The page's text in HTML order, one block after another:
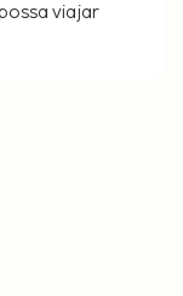
viajar